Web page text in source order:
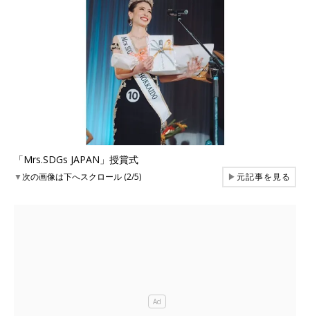
「Mrs.SDGs JAPAN」授賞式
▼次の画像は下へスクロール (2/5) ▶元記事を見る